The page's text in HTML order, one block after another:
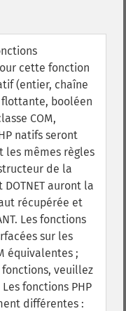
cette fonction
(entier, chaîne
booléen
COM,
natifs seront
les mêmes règles
de la
DOTNET auront la
récupérée et
Les fonctions
sur les
équivalentes ;
veuillez
fonctions PHP
différentes :